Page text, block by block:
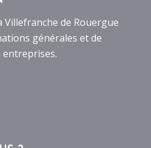
de Rouergue
générales et de